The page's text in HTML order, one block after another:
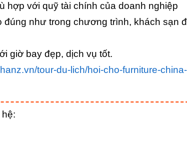
hợp với quỹ tài chính của doanh nghiệp
đúng như trong chương trình, khách sạn
giờ bay đẹp, dịch vụ tốt.
tour-du-lich/hoi-cho-furniture-